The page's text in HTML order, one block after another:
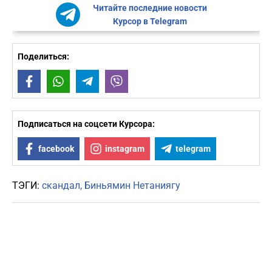
Читайте последние новости
Курсор в Telegram
Поделиться:
FacebookWhatsAppTelegram
Подписаться на соцсети Курсора:
facebook instagram telegram
ТЭГИ: скандал Биньямин Нетаниягу